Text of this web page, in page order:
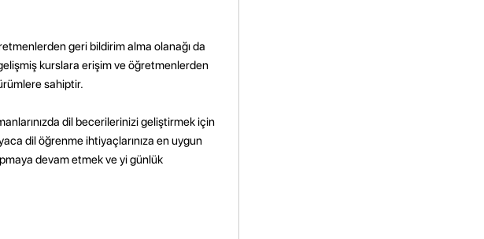
geri bildirim alma olanağı da
kurslara erişim ve öğretmenlerden
sahiptir.
dil becerilerinizi geliştirmek için
dil öğrenme ihtiyaçlarınıza en uygun
devam etmek ve yi günlük